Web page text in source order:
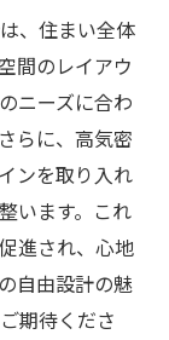
、住まい全体
間のレイアウ
ニーズに合わ
らに、高気密
ンを取り入れ
います。これ
進され、心地
自由設計の魅
期待くださ